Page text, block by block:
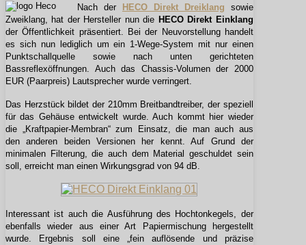
Nach der HECO Direkt Dreiklang sowie
Zweiklang, hat der Hersteller nun die HECO Direkt Einklang
der Öffentlichkeit präsentiert. Bei der Neuvorstellung handelt
es sich nun lediglich um ein 1-Wege-System mit nur einen
Punktschallquelle sowie nach unten gerichteten
Bassreflexöffnungen. Auch das Chassis-Volumen der 2000
EUR (Paarpreis) Lautsprecher wurde verringert.
Das Herzstück bildet der 210mm Breitbandtreiber, der speziell
für das Gehäuse entwickelt wurde. Auch kommt hier wieder
die „Kraftpapier-Membran“ zum Einsatz, die man auch aus
den anderen beiden Versionen her kennt. Auf Grund der
minimalen Filterung, die auch dem Material geschuldet sein
soll, erreicht man einen Wirkungsgrad von 94 dB.
Interessant ist auch die Ausführung des Hochtonkegels, der
ebenfalls wieder aus einer Art Papiermischung hergestellt
wurde. Ergebnis soll eine „fein auflösende und präzise